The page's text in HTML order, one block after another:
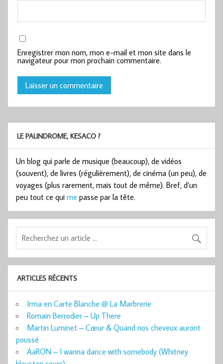
Enregistrer mon nom, mon e-mail et mon site dans le
navigateur pour mon prochain commentaire.
LE PALINDROME, KESACO ?
Un blog qui parle de musique (beaucoup), de vidéos
(souvent), de livres (régulièrement), de cinéma (un peu), de
voyages (plus rarement, mais tout de même). Bref, d’un
peu tout ce qui me passe par la tête.
ARTICLES RÉCENTS
Irma en Carte Blanche @ La Marbrerie
Romain Berrodier – Up There
Martin Luminet – Cœur & Quand nos cheveux auront
poussé
AaRON – I wanna dance with somebody (Whitney